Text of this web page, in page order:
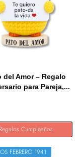
del Amor – Regalo
para Pareja,...
Regalos Cumpleaños
FEBRERO 1941